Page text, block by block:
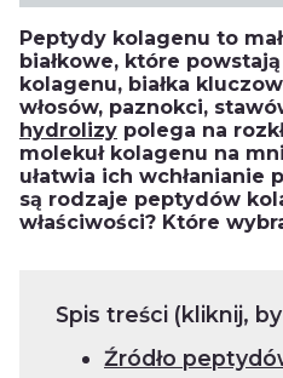
Peptydy kolagenu to
białkowe, które
kolagenu, białka
włosów, paznokci,
hydrolizy polega na
molekuł kolagenu na
ułatwia ich wchłanianie
są rodzaje peptydów
właściwości? Które
Spis treści (kliknij,
Źródło